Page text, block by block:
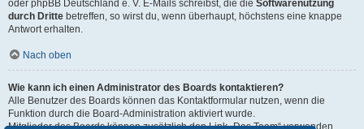
oder phpBB Deutschland e. V. E-Mails schreibst, die die Softwarenutzung
durch Dritte betreffen, so wirst du, wenn überhaupt, höchstens eine knappe
Antwort erhalten.
Nach oben
Wie kann ich einen Administrator des Boards kontaktieren?
Alle Benutzer des Boards können das Kontaktformular nutzen, wenn die
Funktion durch die Board-Administration aktiviert wurde.
Mitglieder des Boards können zusätzlich den Link „Das Team“ verwenden.